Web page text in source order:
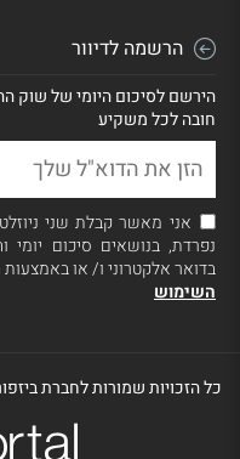
הרשמה לדיוור
הירשם לסיכום היומי של שוק
חובה לכל משקיע
אני מאשר קבלת שני
נפרדת, בנושאים סיכום יומי
בדואר אלקטרוני ו/ או
השימוש
כל הזכויות שמורות לחברת